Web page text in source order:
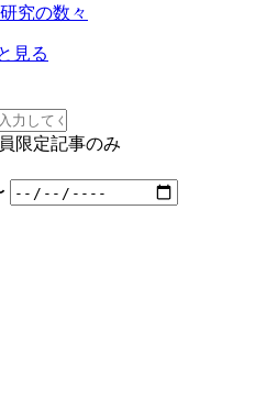
究の数々
見る
限定記事のみ